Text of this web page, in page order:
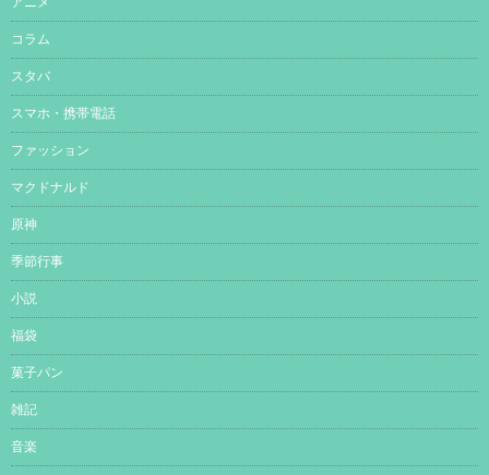
コラム
スタバ
スマホ・携帯電話
ファッション
マクドナルド
原神
季節行事
小説
福袋
菓子パン
雑記
音楽